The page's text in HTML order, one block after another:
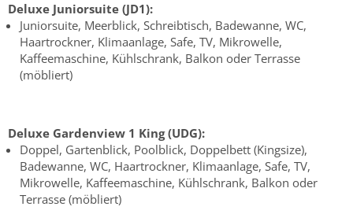
Deluxe Juniorsuite (JD1):
Juniorsuite, Meerblick, Schreibtisch, Badewanne, WC,
Haartrockner, Klimaanlage, Safe, TV, Mikrowelle,
Kaffeemaschine, Kühlschrank, Balkon oder Terrasse
(möbliert)
Deluxe Gardenview 1 King (UDG):
Doppel, Gartenblick, Poolblick, Doppelbett (Kingsize),
Badewanne, WC, Haartrockner, Klimaanlage, Safe, TV,
Mikrowelle, Kaffeemaschine, Kühlschrank, Balkon oder
Terrasse (möbliert)